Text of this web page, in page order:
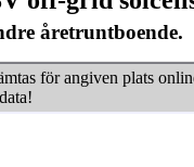
åretruntboende.
för angiven plats